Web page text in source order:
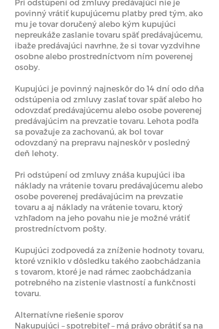
Pri odstúpení od zmluvy predávajúci nie je
povinný vrátiť kupujúcemu platby pred tým, ako
mu je tovar doručený alebo kým kupujúci
nepreukáže zaslanie tovaru späť predávajúcemu,
ibaže predávajúci navrhne, že si tovar vyzdvihne
osobne alebo prostredníctvom ním poverenej
osoby.
Kupujúci je povinný najneskôr do 14 dní odo dňa
odstúpenia od zmluvy zaslať tovar späť alebo ho
odovzdať predávajúcemu alebo osobe poverenej
predávajúcim na prevzatie tovaru. Lehota podľa
sa považuje za zachovanú, ak bol tovar
odovzdaný na prepravu najneskôr v posledný
deň lehoty.
Pri odstúpení od zmluvy znáša kupujúci iba
náklady na vrátenie tovaru predávajúcemu alebo
osobe poverenej predávajúcim na prevzatie
tovaru a aj náklady na vrátenie tovaru, ktorý
vzhľadom na jeho povahu nie je možné vrátiť
prostredníctvom pošty.
Kupujúci zodpovedá za zníženie hodnoty tovaru,
ktoré vzniklo v dôsledku takého zaobchádzania
s tovarom, ktoré je nad rámec zaobchádzania
potrebného na zistenie vlastností a funkčnosti
tovaru.
Alternatívne riešenie sporov
Nakupujúci – spotrebiteľ – má právo obrátiť sa na